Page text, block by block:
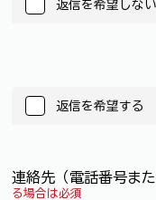
返信を希望しない
返信を希望する
連絡先（電話番号ま
る場合は必須